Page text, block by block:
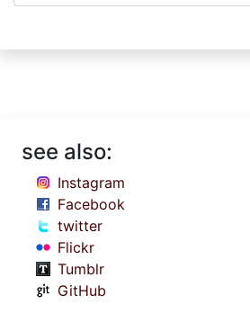
see also:
Instagram
Facebook
twitter
Flickr
Tumblr
GitHub